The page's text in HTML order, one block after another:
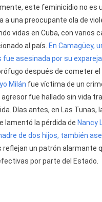
este feminicidio no es
a una preocupante ola de
vidas en Cuba, con varios
al país. En Camagüey,
fue asesinada por su
después de cometer el
Milán fue víctima de un
agresor fue hallado sin vida
Días antes, en Las Tunas,
lamentó la pérdida de Nancy
de dos hijos, también
reflejan un patrón alarmante
por parte del Estado.